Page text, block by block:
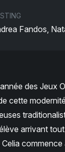
Fandos,
des Jeux
cette
arrivant